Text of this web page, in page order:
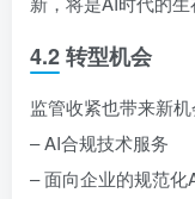
4.2 转型机会
监管收紧也带来新机
– AI合规技术服务
– 面向企业的规范化